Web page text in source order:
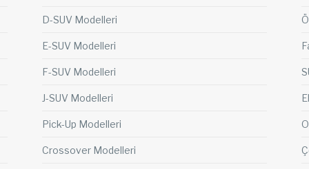
D-SUV Modelleri
E-SUV Modelleri
F-SUV Modelleri
J-SUV Modelleri
Pick-Up Modelleri
Crossover Modelleri